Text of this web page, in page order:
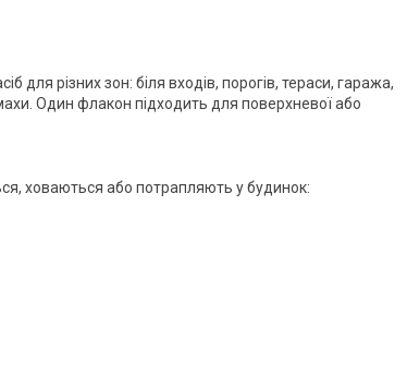
для різних зон: біля входів, порогів, тераси, гаража,
Один флакон підходить для поверхневої або
ховаються або потрапляють у будинок: